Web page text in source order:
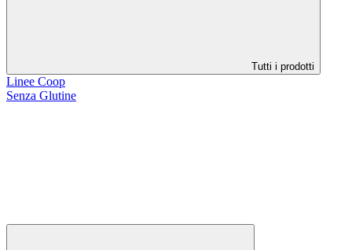
Tutti i prodotti
Linee Coop
Senza Glutine